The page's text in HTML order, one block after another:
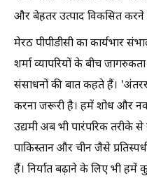
और बेहतर उत्पाद विकसित
मेरठ पीपीडीसी का कार्यभार
शर्मा व्यापरियों के बीच
संसाधनों की बात कहते हैं।
करना जरूरी है। हमें शोध और
उद्यमी अब भी पारंपरिक तरीके
पाकिस्तान और चीन जैसे
हैं। निर्यात बढ़ाने के लिए भी हमें